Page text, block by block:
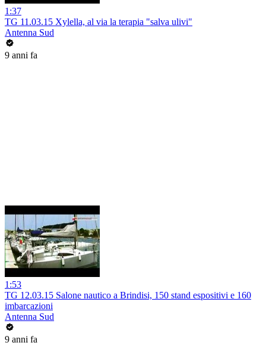
1:37
TG 11.03.15 Xylella, al via la terapia "salva ulivi"
Antenna Sud
9 anni fa
1:53
TG 12.03.15 Salone nautico a Brindisi, 150 stand espositivi e 160
imbarcazioni
Antenna Sud
9 anni fa